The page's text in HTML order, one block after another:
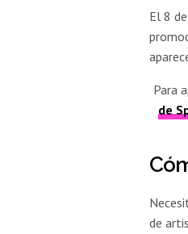
El 8
Para
de
de